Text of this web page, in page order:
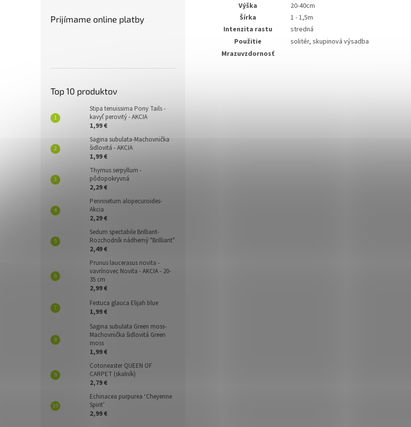
Prijímame online platby
Top 10 produktov
Stipa tenuissima Pony Tails -
kavyľ perovitý - AKCIA
1,99 €
Sagina subulata-Machovnička
šidlovitá - AKCIA
1,99 €
Thymus serpyllum -
pôdopokryvná
2,29 €
Pennisetum alopecuroides-
Akcia
2,29 €
Sedum spectabile Brilliant-
Rozchodník nádherný "Brilliant"
2,49 €
Prunus laucerasus novita -
vavrínovec Novita - AKCIA - 20-
35 cm
2,99 €
Festuca glauca Elijah blue
1,99 €
Sagina subulata Green moss-
Machovnička šidlovitá Green
moss
1,99 €
Cotoneaster QUEEN OF
CARPET (skalník)
2,79 €
Echinacea purpurea ‘Cheyenne
Spirit’
2,99 €
Výška
20-40cm
Šírka
1 - 1,5m
Intenzita rastu
stredná
Použitie
solitér, skupinová výsadba
Mrazuvzdornosť